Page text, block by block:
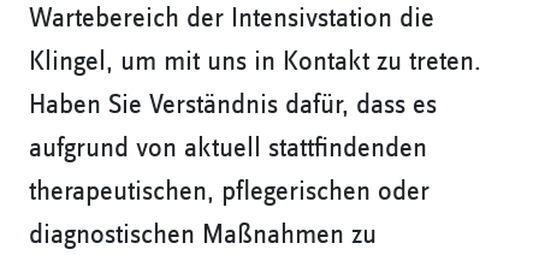
Wartebereich der Intensivstation die
Klingel, um mit uns in Kontakt zu treten.
Haben Sie Verständnis dafür, dass es
aufgrund von aktuell stattfindenden
therapeutischen, pflegerischen oder
diagnostischen Maßnahmen zu